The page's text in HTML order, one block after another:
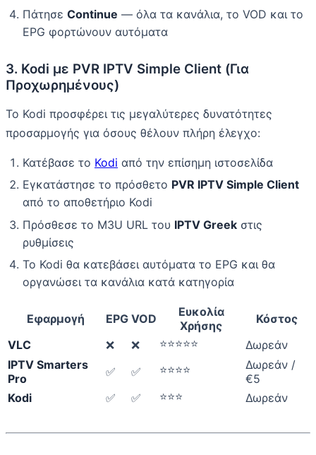
Πάτησε Continue — όλα τα κανάλια, το VOD και το
EPG φορτώνουν αυτόματα
3. Kodi με PVR IPTV Simple Client (Για
Προχωρημένους)
Το Kodi προσφέρει τις μεγαλύτερες δυνατότητες
προσαρμογής για όσους θέλουν πλήρη έλεγχο:
Κατέβασε το Kodi από την επίσημη ιστοσελίδα
Εγκατάστησε το πρόσθετο PVR IPTV Simple Client
από το αποθετήριο Kodi
Πρόσθεσε το M3U URL του IPTV Greek στις
ρυθμίσεις
Το Kodi θα κατεβάσει αυτόματα το EPG και θα
οργανώσει τα κανάλια κατά κατηγορία
Εφαρμογή EPG VOD
Ευκολία
Χρήσης
Κόστος
VLC
❌ ❌ ⭐⭐⭐⭐⭐
Δωρεάν
IPTV Smarters
Pro
✅ ✅ ⭐⭐⭐⭐
Δωρεάν /
€5
Kodi
✅ ✅ ⭐⭐⭐ Δωρεάν